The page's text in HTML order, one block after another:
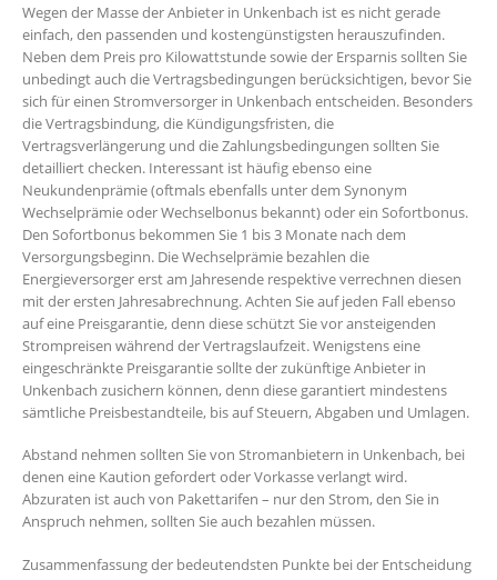
Wegen der Masse der Anbieter in Unkenbach ist es nicht gerade
einfach, den passenden und kostengünstigsten herauszufinden.
Neben dem Preis pro Kilowattstunde sowie der Ersparnis sollten Sie
unbedingt auch die Vertragsbedingungen berücksichtigen, bevor Sie
sich für einen Stromversorger in Unkenbach entscheiden. Besonders
die Vertragsbindung, die Kündigungsfristen, die
Vertragsverlängerung und die Zahlungsbedingungen sollten Sie
detailliert checken. Interessant ist häufig ebenso eine
Neukundenprämie (oftmals ebenfalls unter dem Synonym
Wechselprämie oder Wechselbonus bekannt) oder ein Sofortbonus.
Den Sofortbonus bekommen Sie 1 bis 3 Monate nach dem
Versorgungsbeginn. Die Wechselprämie bezahlen die
Energieversorger erst am Jahresende respektive verrechnen diesen
mit der ersten Jahresabrechnung. Achten Sie auf jeden Fall ebenso
auf eine Preisgarantie, denn diese schützt Sie vor ansteigenden
Strompreisen während der Vertragslaufzeit. Wenigstens eine
eingeschränkte Preisgarantie sollte der zukünftige Anbieter in
Unkenbach zusichern können, denn diese garantiert mindestens
sämtliche Preisbestandteile, bis auf Steuern, Abgaben und Umlagen.
Abstand nehmen sollten Sie von Stromanbietern in Unkenbach, bei
denen eine Kaution gefordert oder Vorkasse verlangt wird.
Abzuraten ist auch von Pakettarifen – nur den Strom, den Sie in
Anspruch nehmen, sollten Sie auch bezahlen müssen.
Zusammenfassung der bedeutendsten Punkte bei der Entscheidung